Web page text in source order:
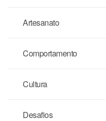
Artesanato
Comportamento
Cultura
Desafios